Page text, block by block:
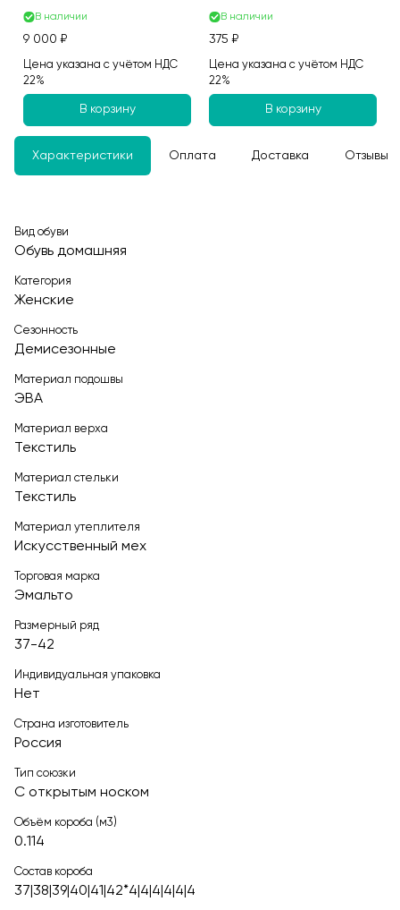
В наличии
9 000 ₽
Цена указана с учётом НДС
22%
В корзину
В наличии
375 ₽
Цена указана с учётом НДС
22%
В корзину
Характеристики Оплата Доставка Отзывы
Вид обуви
Обувь домашняя
Категория
Женские
Сезонность
Демисезонные
Материал подошвы
ЭВА
Материал верха
Текстиль
Материал стельки
Текстиль
Материал утеплителя
Искусственный мех
Торговая марка
Эмальто
Размерный ряд
37-42
Индивидуальная упаковка
Нет
Страна изготовитель
Россия
Тип союзки
С открытым носком
Объём короба (м3)
0.114
Состав короба
37|38|39|40|41|42*4|4|4|4|4|4